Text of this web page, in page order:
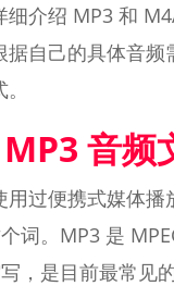
细介绍 MP3 和
据自己的具体音频
音频
用过便携式媒体播
词。MP3 是
，是目前最常见